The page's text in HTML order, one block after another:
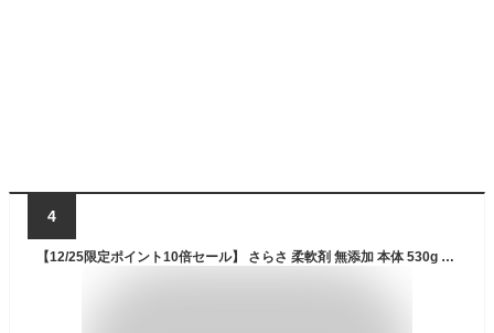
4
【12/25限定ポイント10倍セール】 さらさ 柔軟剤 無添加 本体 530g + 詰め替え 790ml セット + オリジナルおしぼり付 石鹸 オーガニック 子供用 大人用 敏感肌 赤ちゃん ニキビ アトピー 保湿 乾燥肌 低刺激 無香料 プレゼント 国産 シミ 美肌 ナチュラル